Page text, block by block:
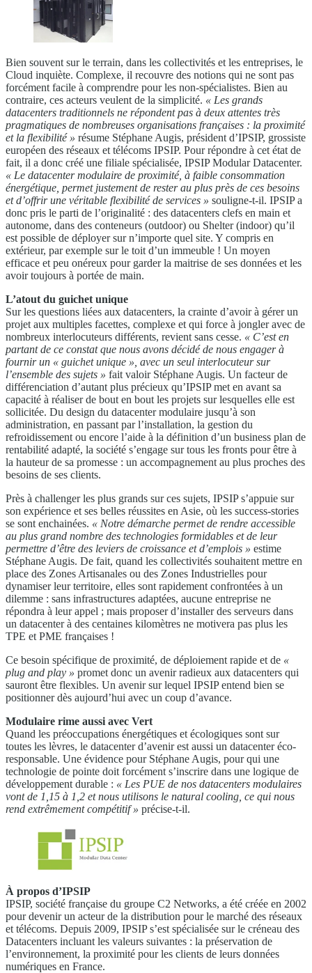
Bien souvent sur le terrain, dans les collectivités et les entreprises, le
Cloud inquiète. Complexe, il recouvre des notions qui ne sont pas
forcément facile à comprendre pour les non-spécialistes. Bien au
contraire, ces acteurs veulent de la simplicité. « Les grands
datacenters traditionnels ne répondent pas à deux attentes très
pragmatiques de nombreuses organisations françaises : la proximité
et la flexibilité » résume Stéphane Augis, président d’IPSIP, grossiste
européen des réseaux et télécoms IPSIP. Pour répondre à cet état de
fait, il a donc créé une filiale spécialisée, IPSIP Modular Datacenter.
« Le datacenter modulaire de proximité, à faible consommation
énergétique, permet justement de rester au plus près de ces besoins
et d’offrir une véritable flexibilité de services » souligne-t-il. IPSIP a
donc pris le parti de l’originalité : des datacenters clefs en main et
autonome, dans des conteneurs (outdoor) ou Shelter (indoor) qu’il
est possible de déployer sur n’importe quel site. Y compris en
extérieur, par exemple sur le toit d’un immeuble ! Un moyen
efficace et peu onéreux pour garder la maitrise de ses données et les
avoir toujours à portée de main.
L’atout du guichet unique
Sur les questions liées aux datacenters, la crainte d’avoir à gérer un
projet aux multiples facettes, complexe et qui force à jongler avec de
nombreux interlocuteurs différents, revient sans cesse. « C’est en
partant de ce constat que nous avons décidé de nous engager à
fournir un « guichet unique », avec un seul interlocuteur sur
l’ensemble des sujets » fait valoir Stéphane Augis. Un facteur de
différenciation d’autant plus précieux qu’IPSIP met en avant sa
capacité à réaliser de bout en bout les projets sur lesquelles elle est
sollicitée. Du design du datacenter modulaire jusqu’à son
administration, en passant par l’installation, la gestion du
refroidissement ou encore l’aide à la définition d’un business plan de
rentabilité adapté, la société s’engage sur tous les fronts pour être à
la hauteur de sa promesse : un accompagnement au plus proches des
besoins de ses clients.
Près à challenger les plus grands sur ces sujets, IPSIP s’appuie sur
son expérience et ses belles réussites en Asie, où les success-stories
se sont enchainées. « Notre démarche permet de rendre accessible
au plus grand nombre des technologies formidables et de leur
permettre d’être des leviers de croissance et d’emplois » estime
Stéphane Augis. De fait, quand les collectivités souhaitent mettre en
place des Zones Artisanales ou des Zones Industrielles pour
dynamiser leur territoire, elles sont rapidement confrontées à un
dilemme : sans infrastructures adaptées, aucune entreprise ne
répondra à leur appel ; mais proposer d’installer des serveurs dans
un datacenter à des centaines kilomètres ne motivera pas plus les
TPE et PME françaises !
Ce besoin spécifique de proximité, de déploiement rapide et de «
plug and play » promet donc un avenir radieux aux datacenters qui
sauront être flexibles. Un avenir sur lequel IPSIP entend bien se
positionner dès aujourd’hui avec un coup d’avance.
Modulaire rime aussi avec Vert
Quand les préoccupations énergétiques et écologiques sont sur
toutes les lèvres, le datacenter d’avenir est aussi un datacenter éco-
responsable. Une évidence pour Stéphane Augis, pour qui une
technologie de pointe doit forcément s’inscrire dans une logique de
développement durable : « Les PUE de nos datacenters modulaires
vont de 1,15 à 1,2 et nous utilisons le natural cooling, ce qui nous
rend extrêmement compétitif » précise-t-il.
À propos d’IPSIP
IPSIP, société française du groupe C2 Networks, a été créée en 2002
pour devenir un acteur de la distribution pour le marché des réseaux
et télécoms. Depuis 2009, IPSIP s’est spécialisée sur le créneau des
Datacenters incluant les valeurs suivantes : la préservation de
l’environnement, la proximité pour les clients de leurs données
numériques en France.